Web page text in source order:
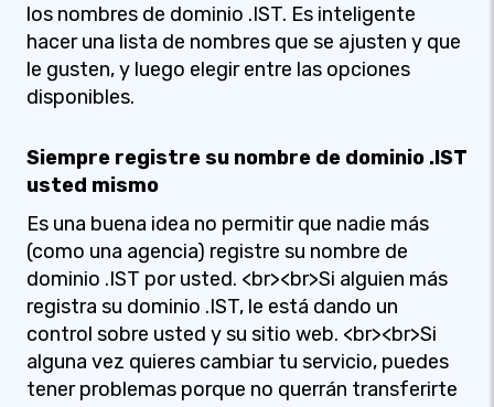
los nombres de dominio .IST. Es inteligente
hacer una lista de nombres que se ajusten y que
le gusten, y luego elegir entre las opciones
disponibles.
Siempre registre su nombre de dominio .IST
usted mismo
Es una buena idea no permitir que nadie más
(como una agencia) registre su nombre de
dominio .IST por usted. <br><br>Si alguien más
registra su dominio .IST, le está dando un
control sobre usted y su sitio web. <br><br>Si
alguna vez quieres cambiar tu servicio, puedes
tener problemas porque no querrán transferirte